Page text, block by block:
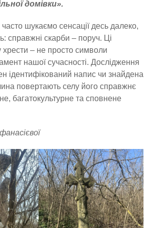
домівки».
шукаємо сенсації десь далеко,
справжні скарби – поруч. Ці
хрести – не просто символи
нашої сучасності. Дослідження
ідентифікований напис чи знайдена
повертають селу його справжнє
багатокультурне та сповнене